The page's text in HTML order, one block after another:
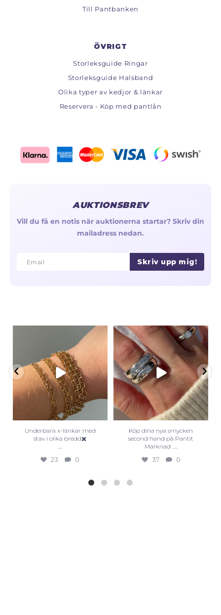
Till Pantbanken
ÖVRIGT
Storleksguide Ringar
Storleksguide Halsband
Olika typer av kedjor & länkar
Reservera - Köp med pantlån
AUKTIONSBREV
Vill du få en notis när auktionerna startar? Skriv din
mailadress nedan.
Email
Email Skriv upp mig!
Underbara x-länkar med
stav i olika bredd✖️
...
23 0
Köp dina nya smycken
second hand på Pantit
Marknad ...
37 0